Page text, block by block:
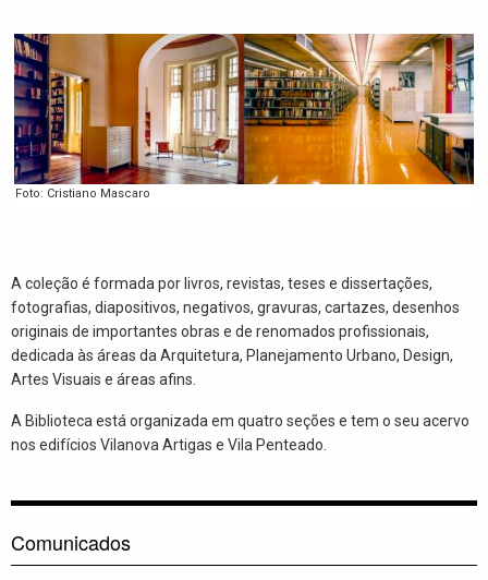
Foto: Cristiano Mascaro
A coleção é formada por livros, revistas, teses e dissertações,
fotografias, diapositivos, negativos, gravuras, cartazes, desenhos
originais de importantes obras e de renomados profissionais,
dedicada às áreas da Arquitetura, Planejamento Urbano, Design,
Artes Visuais e áreas afins.
A Biblioteca está organizada em quatro seções e tem o seu acervo
nos edifícios Vilanova Artigas e Vila Penteado.
Comunicados